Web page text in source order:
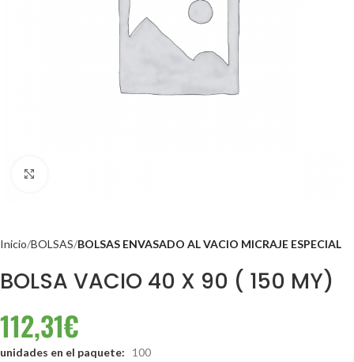
Inicio BOLSAS BOLSAS ENVASADO AL VACIO MICRAJE ESPECIAL
BOLSA VACIO 40 X 90 ( 150 MY)
112,31€
unidades en el paquete: 100